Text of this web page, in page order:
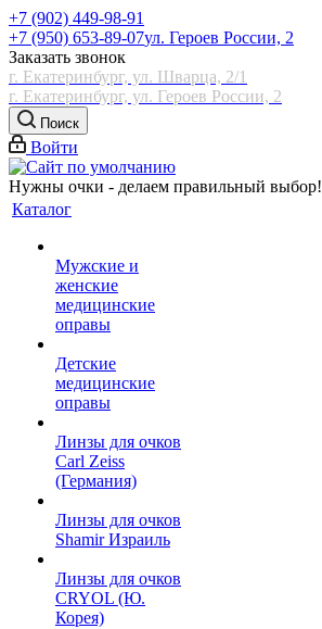
+7 (902) 449-98-91
+7 (950) 653-89-07ул. Героев России, 2
Заказать звонок
г. Екатеринбург, ул. Шварца, 2/1
г. Екатеринбург, ул. Героев России, 2
Поиск
Войти
Нужны очки - делаем правильный выбор!
Каталог
Мужские и
женские
медицинские
оправы
Детские
медицинские
оправы
Линзы для очков
Carl Zeiss
(Германия)
Линзы для очков
Shamir Израиль
Линзы для очков
CRYOL (Ю.
Корея)